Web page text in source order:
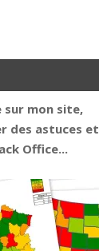
sur mon site,
des astuces et
Office...